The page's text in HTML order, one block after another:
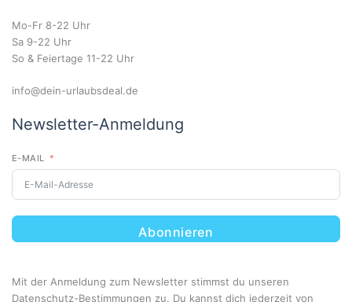
Mo-Fr 8-22 Uhr
Sa 9-22 Uhr
So & Feiertage 11-22 Uhr
info@dein-urlaubsdeal.de
Newsletter-Anmeldung
E-MAIL
Abonnieren
Mit der Anmeldung zum Newsletter stimmst du unseren
Datenschutz-Bestimmungen zu. Du kannst dich jederzeit von